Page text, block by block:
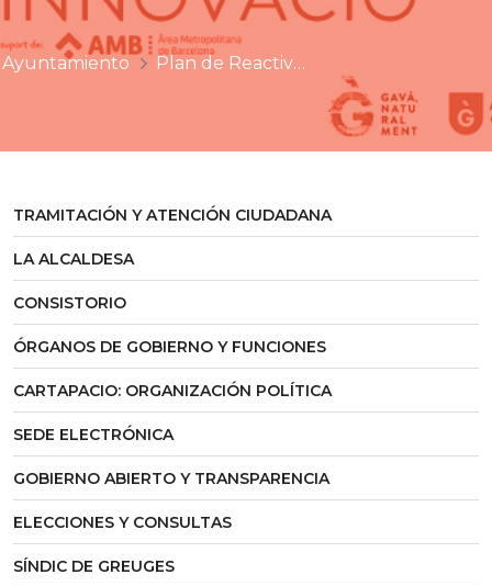
Ayuntamiento Plan de Reactivación e Innovación
TRAMITACIÓN Y ATENCIÓN CIUDADANA
LA ALCALDESA
CONSISTORIO
ÓRGANOS DE GOBIERNO Y FUNCIONES
CARTAPACIO: ORGANIZACIÓN POLÍTICA
SEDE ELECTRÓNICA
GOBIERNO ABIERTO Y TRANSPARENCIA
ELECCIONES Y CONSULTAS
SÍNDIC DE GREUGES